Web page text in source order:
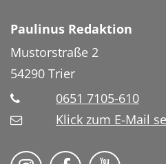
Paulinus Redaktion
Mustorstraße 2
54290 Trier
0651 7105-610
Klick zum E-Mail
Bistum Trier auf
Bistum Trier
Bistum